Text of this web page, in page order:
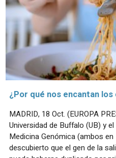
¿Por qué nos encantan
MADRID, 18 Oct. (EUROPA
Universidad de Buffalo (UB) y
Medicina Genómica (ambos
descubierto que el gen de la